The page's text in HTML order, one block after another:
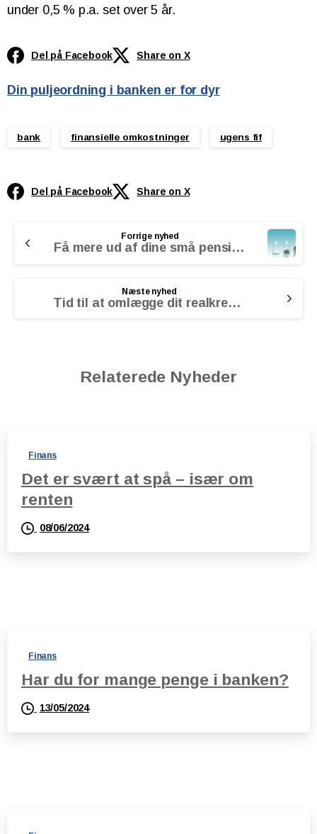
under 0,5 % p.a. set over 5 år.
Del på Facebook Share on X
Din puljeordning i banken er for dyr
bank finansielle omkostninger ugens fif
Del på Facebook Share on X
Reading
Forrige nyhed
Få mere ud af dine små pensioner
Næste nyhed
Tid til at omlægge dit realkreditlån?
Relaterede Nyheder
Finans
Det er svært at spå – især om
renten
08/06/2024
Finans
Har du for mange penge i banken?
13/05/2024